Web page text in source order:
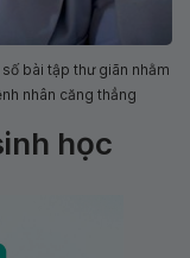
bài tập thư giãn nhằm
nhân căng thẳng
học